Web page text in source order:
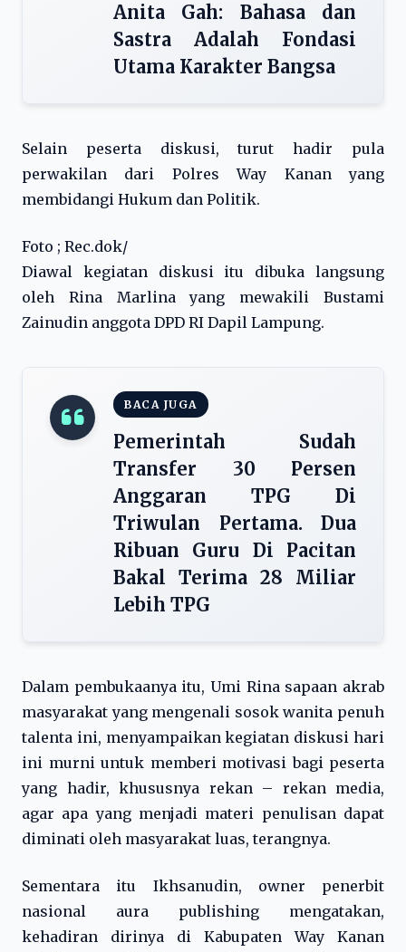
Anita Gah: Bahasa dan
Sastra Adalah Fondasi
Utama Karakter Bangsa
Selain peserta diskusi, turut hadir pula
perwakilan dari Polres Way Kanan yang
membidangi Hukum dan Politik.
Foto ; Rec.dok/
Diawal kegiatan diskusi itu dibuka langsung
oleh Rina Marlina yang mewakili Bustami
Zainudin anggota DPD RI Dapil Lampung.
BACA JUGA
Pemerintah Sudah
Transfer 30 Persen
Anggaran TPG Di
Triwulan Pertama. Dua
Ribuan Guru Di Pacitan
Bakal Terima 28 Miliar
Lebih TPG
Dalam pembukaanya itu, Umi Rina sapaan akrab
masyarakat yang mengenali sosok wanita penuh
talenta ini, menyampaikan kegiatan diskusi hari
ini murni untuk memberi motivasi bagi peserta
yang hadir, khususnya rekan – rekan media,
agar apa yang menjadi materi penulisan dapat
diminati oleh masyarakat luas, terangnya.
Sementara itu Ikhsanudin, owner penerbit
nasional aura publishing mengatakan,
kehadiran dirinya di Kabupaten Way Kanan